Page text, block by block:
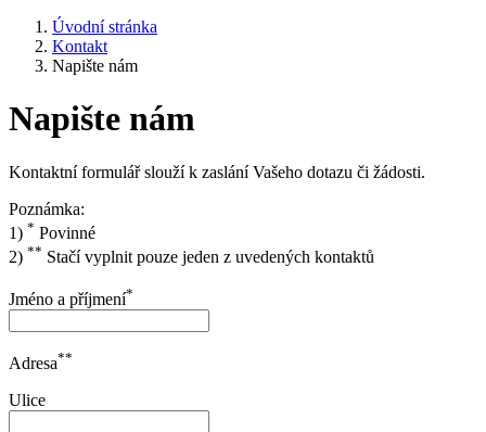
Úvodní stránka
Kontakt
Napište nám
Napište nám
Kontaktní formulář slouží k zaslání Vašeho dotazu či žádosti.
Poznámka:
1) * Povinné
2) ** Stačí vyplnit pouze jeden z uvedených kontaktů
Jméno a příjmení*
Adresa**
Ulice